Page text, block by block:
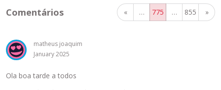
« … 775 … 855 »
Comentários
matheus joaquim
January 2025
Ola boa tarde a todos